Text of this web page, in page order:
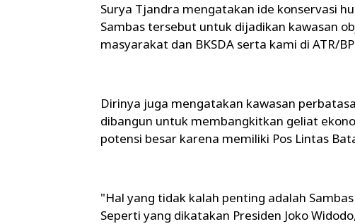
Surya Tjandra mengatakan ide konservasi
Sambas tersebut untuk dijadikan kawasan
masyarakat dan BKSDA serta kami di ATR/
Dirinya juga mengatakan kawasan
dibangun untuk membangkitkan geliat
potensi besar karena memiliki Pos Lintas
"Hal yang tidak kalah penting adalah
Seperti yang dikatakan Presiden Joko